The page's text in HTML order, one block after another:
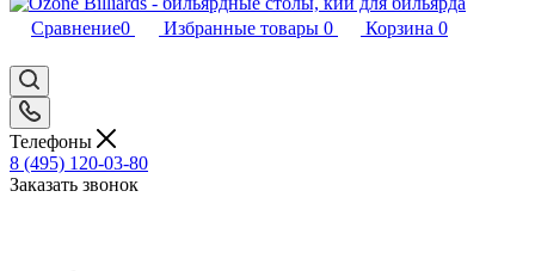
Сравнение0 Избранные товары 0 Корзина 0
Телефоны
8 (495) 120-03-80
Заказать звонок